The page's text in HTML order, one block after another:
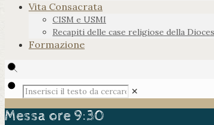
Vita Consacrata
CISM e USMI
Recapiti delle case religiose della
Formazione
✕
Messa ore 9:30